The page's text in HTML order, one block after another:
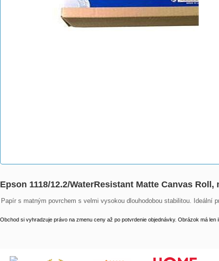
Epson 1118/12.2/WaterResistant Matte Canvas
Papír s matným povrchem s velmi vysokou dlouhodobou stabilitou.
Obchod si vyhradzuje právo na zmenu ceny až po potvrdenie objednávky. Obrázok má len